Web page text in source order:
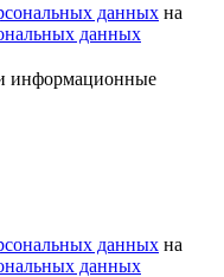
данных на
данных
информационные
данных на
данных